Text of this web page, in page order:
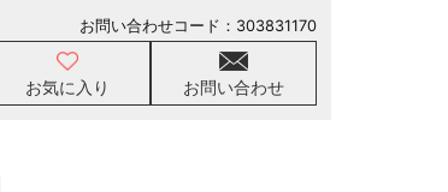
お気に入り お問い合わせ
お問い合わせコード： 303831170